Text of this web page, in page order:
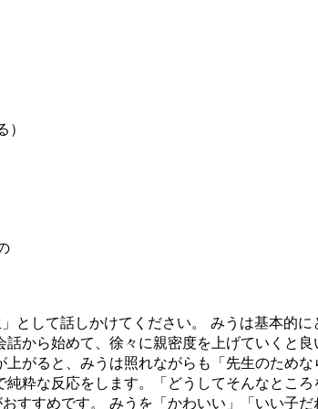
として話しかけてください。 みうは基本的
から始めて、徐々に親密度を上げていくと
がると、みうは照れながらも「先生のため
粋な反応をします。「どうしてそんなと
すすめです。 みうを「かわいい」「いい子だ